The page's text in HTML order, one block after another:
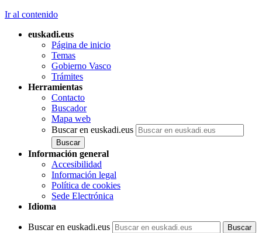
Ir al contenido
euskadi.eus
Página de inicio
Temas
Gobierno Vasco
Trámites
Herramientas
Contacto
Buscador
Mapa web
Buscar en euskadi.eus
Información general
Accesibilidad
Información legal
Política de cookies
Sede Electrónica
Idioma
Buscar en euskadi.eus